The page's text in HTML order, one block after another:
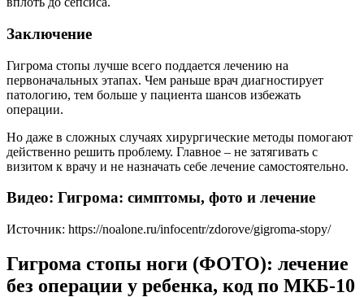
Заключение
Гигрома стопы лучше всего поддается лечению на
первоначальных этапах. Чем раньше врач диагностирует
патологию, тем больше у пациента шансов избежать
операции.
Но даже в сложных случаях хирургические методы помогают
действенно решить проблему. Главное – не затягивать с
визитом к врачу и не назначать себе лечение самостоятельно.
Видео: Гигрома: симптомы, фото и лечение
Источник: https://noalone.ru/infocentr/zdorove/gigroma-stopy/
Гигрома стопы ноги (ФОТО): лечение
без операции у ребенка, код по МКБ-10